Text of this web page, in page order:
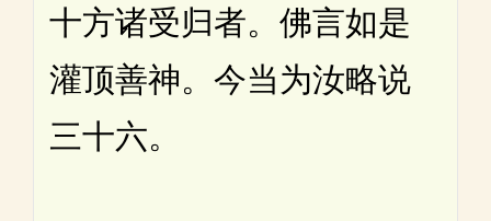
十方诸受归者。佛言如是
灌顶善神。今当为汝略说
三十六。